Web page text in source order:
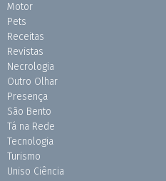
Motor
Pets
Receitas
Revistas
Necrologia
Outro Olhar
Presença
São Bento
Tá na Rede
Tecnologia
Turismo
Uniso Ciência